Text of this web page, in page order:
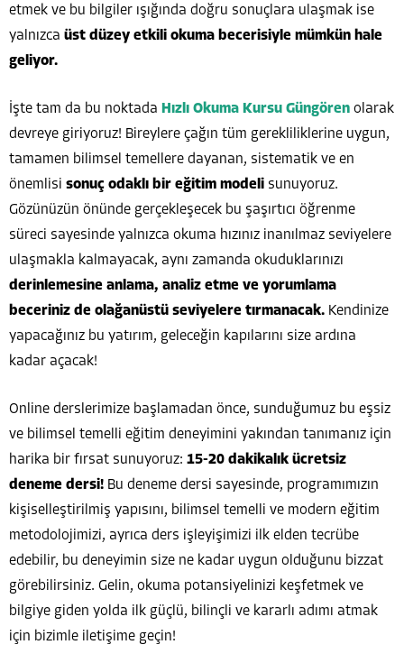
etmek ve bu bilgiler ışığında doğru sonuçlara ulaşmak ise
yalnızca üst düzey etkili okuma becerisiyle mümkün hale
geliyor.
İşte tam da bu noktada Hızlı Okuma Kursu Güngören olarak
devreye giriyoruz! Bireylere çağın tüm gerekliliklerine uygun,
tamamen bilimsel temellere dayanan, sistematik ve en
önemlisi sonuç odaklı bir eğitim modeli sunuyoruz.
Gözünüzün önünde gerçekleşecek bu şaşırtıcı öğrenme
süreci sayesinde yalnızca okuma hızınız inanılmaz seviyelere
ulaşmakla kalmayacak, aynı zamanda okuduklarınızı
derinlemesine anlama, analiz etme ve yorumlama
beceriniz de olağanüstü seviyelere tırmanacak. Kendinize
yapacağınız bu yatırım, geleceğin kapılarını size ardına
kadar açacak!
Online derslerimize başlamadan önce, sunduğumuz bu eşsiz
ve bilimsel temelli eğitim deneyimini yakından tanımanız için
harika bir fırsat sunuyoruz: 15-20 dakikalık ücretsiz
deneme dersi! Bu deneme dersi sayesinde, programımızın
kişiselleştirilmiş yapısını, bilimsel temelli ve modern eğitim
metodolojimizi, ayrıca ders işleyişimizi ilk elden tecrübe
edebilir, bu deneyimin size ne kadar uygun olduğunu bizzat
görebilirsiniz. Gelin, okuma potansiyelinizi keşfetmek ve
bilgiye giden yolda ilk güçlü, bilinçli ve kararlı adımı atmak
için bizimle iletişime geçin!